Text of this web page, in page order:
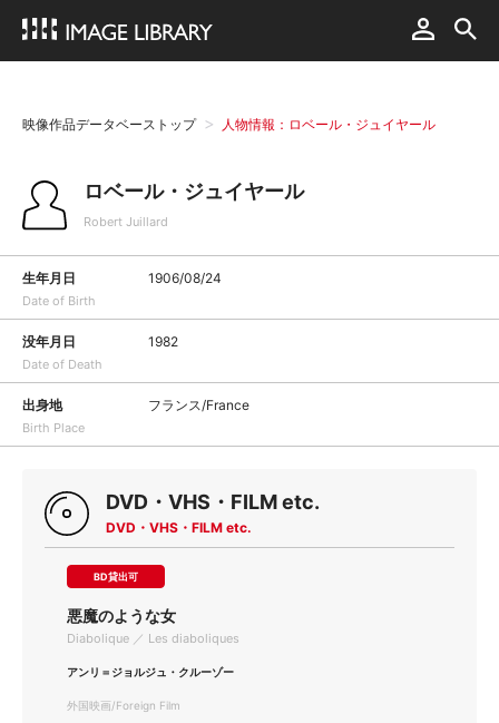
映像作品データベーストップ 人物情報：ロベール・ジュイヤール
ロベール・ジュイヤール
Robert Juillard
生年月日
Date of Birth
1906/08/24
没年月日
Date of Death
1982
出身地
Birth Place
フランス/France
DVD・VHS・FILM etc.
DVD・VHS・FILM etc.
BD貸出可
悪魔のような女
Diabolique ／ Les diaboliques
アンリ＝ジョルジュ・クルーゾー
外国映画/Foreign Film